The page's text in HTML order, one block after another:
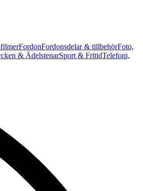
FordonFordonsdelar & tillbehörFoto,
& ÄdelstenarSport & FritidTelefoni,